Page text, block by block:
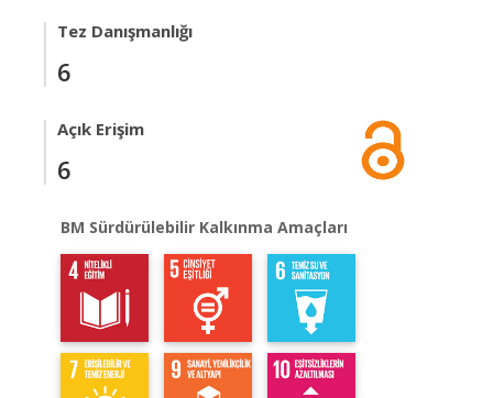
Tez Danışmanlığı
6
Açık Erişim
6
BM Sürdürülebilir Kalkınma Amaçları